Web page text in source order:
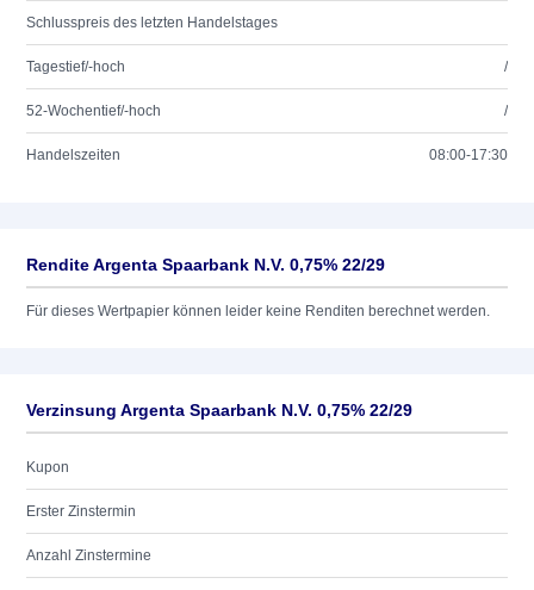
Schlusspreis des letzten Handelstages
Tagestief/-hoch /
52-Wochentief/-hoch /
Handelszeiten 08:00-17:30
Rendite Argenta Spaarbank N.V. 0,75% 22/29
Für dieses Wertpapier können leider keine Renditen berechnet werden.
Verzinsung Argenta Spaarbank N.V. 0,75% 22/29
Kupon
Erster Zinstermin
Anzahl Zinstermine